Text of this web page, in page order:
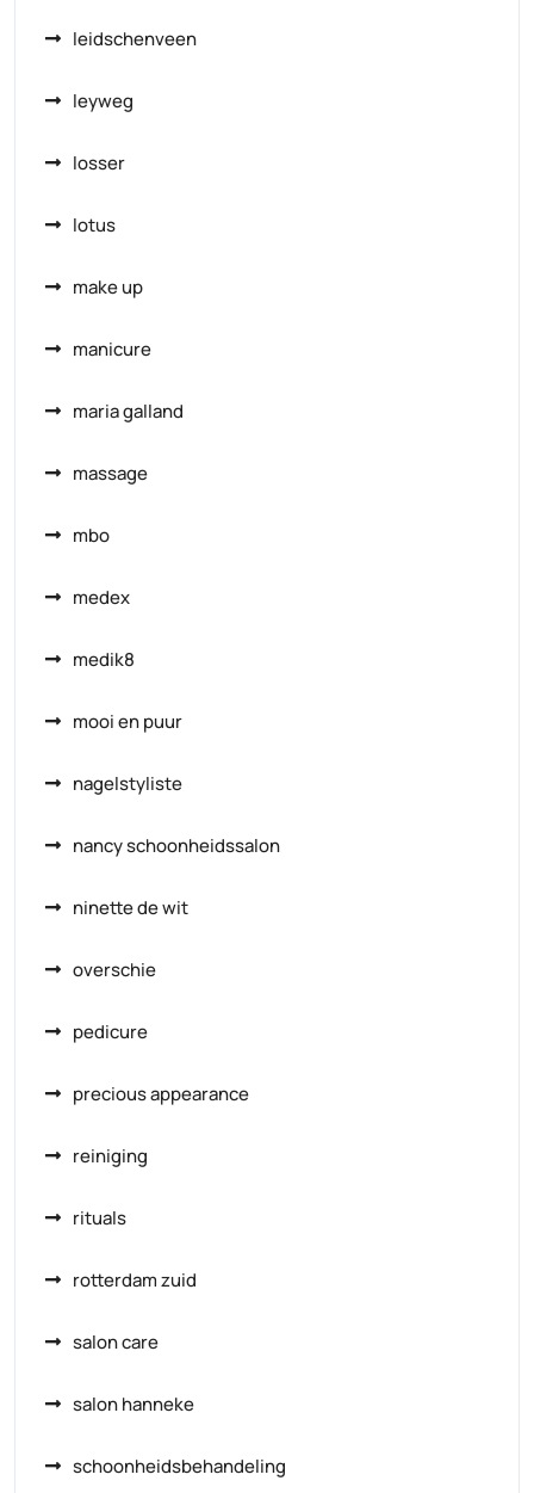
leidschenveen
leyweg
losser
lotus
make up
manicure
maria galland
massage
mbo
medex
medik8
mooi en puur
nagelstyliste
nancy schoonheidssalon
ninette de wit
overschie
pedicure
precious appearance
reiniging
rituals
rotterdam zuid
salon care
salon hanneke
schoonheidsbehandeling